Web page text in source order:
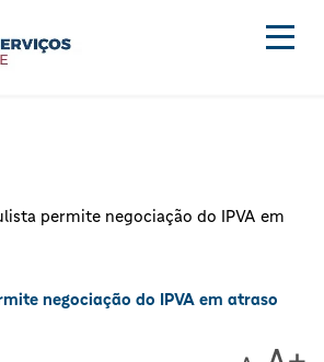
permite negociação do IPVA em
negociação do IPVA em atraso